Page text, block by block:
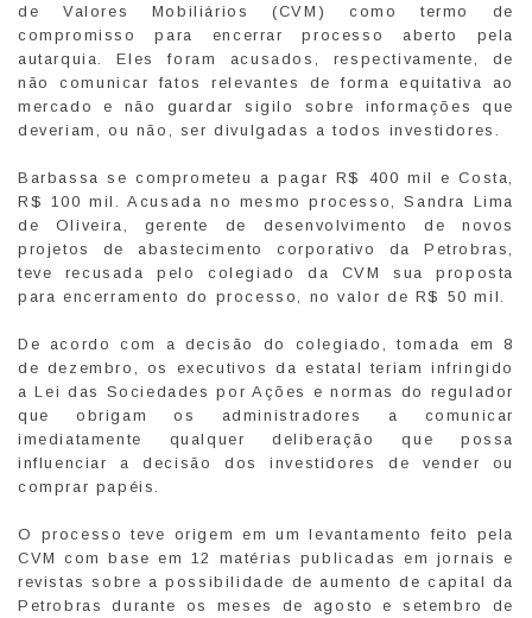
de Valores Mobiliários (CVM) como termo de
compromisso para encerrar processo aberto pela
autarquia. Eles foram acusados, respectivamente, de
não comunicar fatos relevantes de forma equitativa ao
mercado e não guardar sigilo sobre informações que
deveriam, ou não, ser divulgadas a todos investidores.
Barbassa se comprometeu a pagar R$ 400 mil e Costa,
R$ 100 mil. Acusada no mesmo processo, Sandra Lima
de Oliveira, gerente de desenvolvimento de novos
projetos de abastecimento corporativo da Petrobras,
teve recusada pelo colegiado da CVM sua proposta
para encerramento do processo, no valor de R$ 50 mil.
De acordo com a decisão do colegiado, tomada em 8
de dezembro, os executivos da estatal teriam infringido
a Lei das Sociedades por Ações e normas do regulador
que obrigam os administradores a comunicar
imediatamente qualquer deliberação que possa
influenciar a decisão dos investidores de vender ou
comprar papéis.
O processo teve origem em um levantamento feito pela
CVM com base em 12 matérias publicadas em jornais e
revistas sobre a possibilidade de aumento de capital da
Petrobras durante os meses de agosto e setembro de